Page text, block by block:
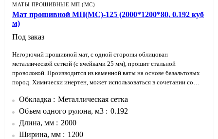
МАТЫ ПРОШИВНЫЕ МП (МС)
Мат прошивной МП(МС)-125 (2000*1200*80, 0.192 куб
м)
Под заказ
Негорючий прошивной мат, с одной стороны облицован
металлической сеткой (с ячейками 25 мм), прошит стальной
проволокой. Производится из каменной ваты на основе базальтовых
пород. Химически инертен, может использоваться в сочетании со
Обкладка металлической сеткой позволяет плотнее прижимать мат к
изолируемой поверхности. Утеплитель не провисает и не отстает от
изолируемой поверхности.
Обкладка
Металлическая сетка
Объем одного рулона, м3
0.192
Длина, мм
2000
Ширина, мм
1200